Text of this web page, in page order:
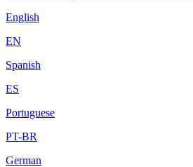
English
EN
Spanish
ES
Portuguese
PT-BR
German